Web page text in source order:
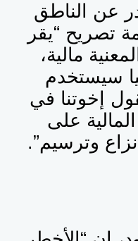
عن الناطق
تصريح “يقر
مالية،
سيستخدم
إخوتنا في
على
وترسيم”.